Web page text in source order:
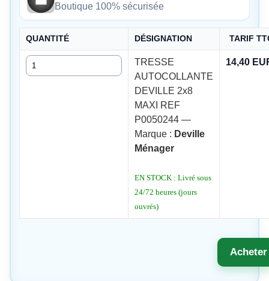
Boutique 100% sécurisée
QUANTITÉ DÉSIGNATION TARIF
Quantité
TRESSE
AUTOCOLLANTE
DEVILLE 2x8
MAXI REF
P0050244 —
Marque : Deville
Ménager
EN STOCK : Livré sous
24/72 heures (jours
ouvrés)
14,40
Acheter